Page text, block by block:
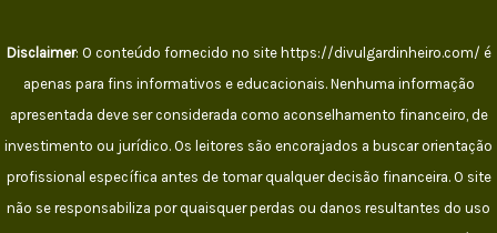
Disclaimer: O conteúdo fornecido no site https://divulgardinheiro.com/ é
apenas para fins informativos e educacionais. Nenhuma informação
apresentada deve ser considerada como aconselhamento financeiro, de
investimento ou jurídico. Os leitores são encorajados a buscar orientação
profissional específica antes de tomar qualquer decisão financeira. O site
não se responsabiliza por quaisquer perdas ou danos resultantes do uso